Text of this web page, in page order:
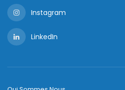
Instagram
LinkedIn